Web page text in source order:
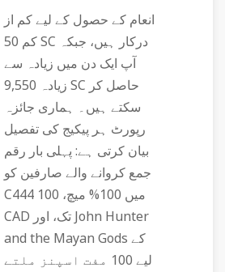
انعام کے حصول کے لیے کم از
کم 50 SC درکار ہیں، جبکہ
آپ ایک دن میں زیادہ سے
زیادہ 9,550 SC حاصل کر
سکتے ہیں۔ ہماری جائزہ
رپورٹ ہر پیکیج کی تفصیل
بیان کرتی ہے: پہلی بار رقم
جمع کروانے والے صارفین کو
C444 میں 100% میچ، 100
CAD تک، اور John Hunter
and the Mayan Gods کے
لیے 100 مفت اسپنز ملتے